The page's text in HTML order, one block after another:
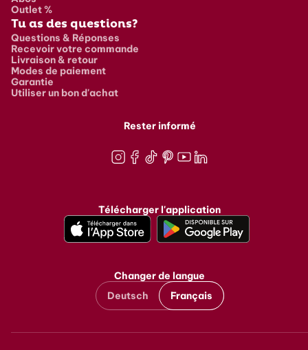
Outlet %
Tu as des questions?
Questions & Réponses
Recevoir votre commande
Livraison & retour
Modes de paiement
Garantie
Utiliser un bon d'achat
Rester informé
Télécharger l'application
Changer de langue
Deutsch
Français